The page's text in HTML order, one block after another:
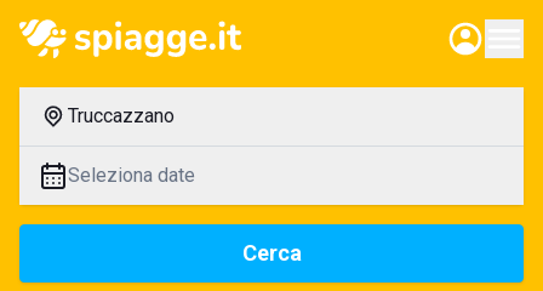
Truccazzano
Seleziona date
Cerca